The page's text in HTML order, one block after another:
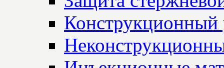
Конструкционный